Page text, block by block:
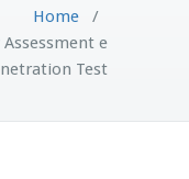
Home/
e
Test